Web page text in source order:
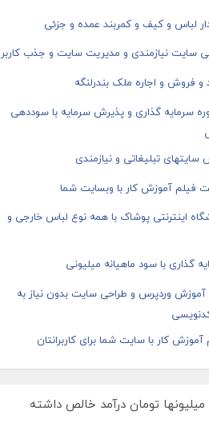
لباس و کیف و کمربند عمده و جزئی
سایت نیازمندی و مدیریت سایت و جذب کاربر
و فروش و اجاره ملک بندرلنگه
سرمایه گذاری و پذیرش سرمایه با سوددهی
سایتهای تبلیغاتی و نیازمندی
فیلم آموزش کار با وبسایت شما
اینترنتی پوشاک با همه نوع لباس خارجی و
گذاری با سود ماهیانه میلیونی
آموزش وردپرس و طراحی سایت بدون نیاز به
آموزش کار با سایت شما برای کاربرانتان
میلیونها تومان درآمد خالص داشته